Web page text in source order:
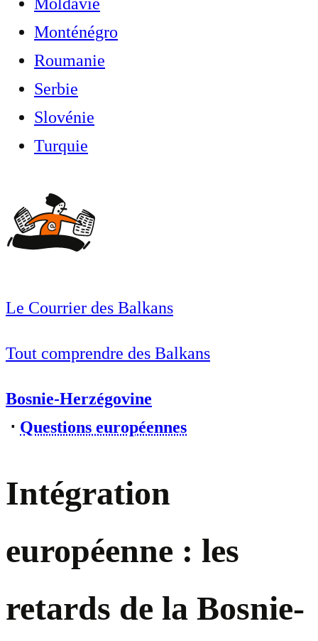
Monténégro
Roumanie
Serbie
Slovénie
Turquie
Le Courrier des Balkans
Tout comprendre des Balkans
Bosnie-Herzégovine
⋅ Questions européennes
Intégration
européenne : les
retards de la Bosnie-